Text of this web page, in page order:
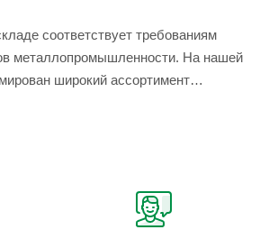
соответствует требованиям
металлопромышленности. На нашей
широкий ассортимент